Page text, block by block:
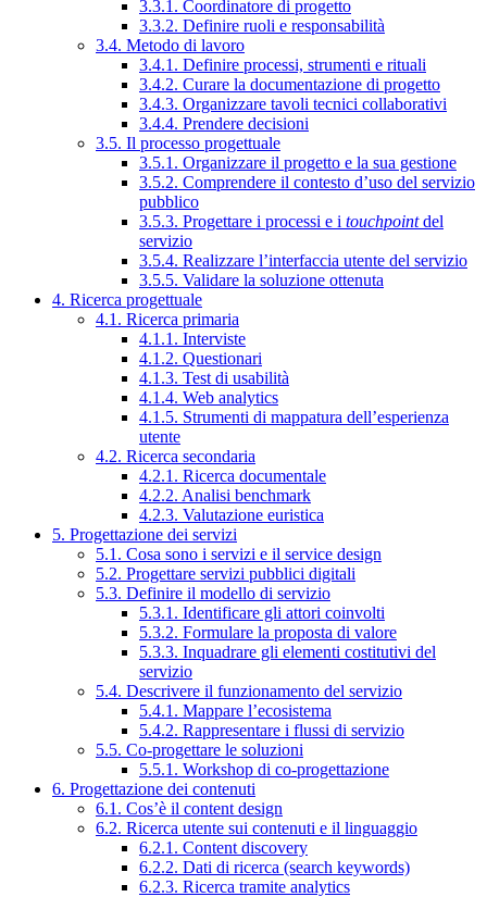
3.3.1. Coordinatore di progetto
3.3.2. Definire ruoli e responsabilità
3.4. Metodo di lavoro
3.4.1. Definire processi, strumenti e rituali
3.4.2. Curare la documentazione di progetto
3.4.3. Organizzare tavoli tecnici collaborativi
3.4.4. Prendere decisioni
3.5. Il processo progettuale
3.5.1. Organizzare il progetto e la sua gestione
3.5.2. Comprendere il contesto d’uso del servizio
pubblico
3.5.3. Progettare i processi e i touchpointdel
servizio
3.5.4. Realizzare l’interfaccia utente del servizio
3.5.5. Validare la soluzione ottenuta
4. Ricerca progettuale
4.1. Ricerca primaria
4.1.1. Interviste
4.1.2. Questionari
4.1.3. Test di usabilità
4.1.4. Web analytics
4.1.5. Strumenti di mappatura dell’esperienza
utente
4.2. Ricerca secondaria
4.2.1. Ricerca documentale
4.2.2. Analisi benchmark
4.2.3. Valutazione euristica
5. Progettazione dei servizi
5.1. Cosa sono i servizi e il service design
5.2. Progettare servizi pubblici digitali
5.3. Definire il modello di servizio
5.3.1. Identificare gli attori coinvolti
5.3.2. Formulare la proposta di valore
5.3.3. Inquadrare gli elementi costitutivi del
servizio
5.4. Descrivere il funzionamento del servizio
5.4.1. Mappare l’ecosistema
5.4.2. Rappresentare i flussi di servizio
5.5. Co-progettare le soluzioni
5.5.1. Workshop di co-progettazione
6. Progettazione dei contenuti
6.1. Cos’è il content design
6.2. Ricerca utente sui contenuti e il linguaggio
6.2.1. Content discovery
6.2.2. Dati di ricerca (search keywords)
6.2.3. Ricerca tramite analytics